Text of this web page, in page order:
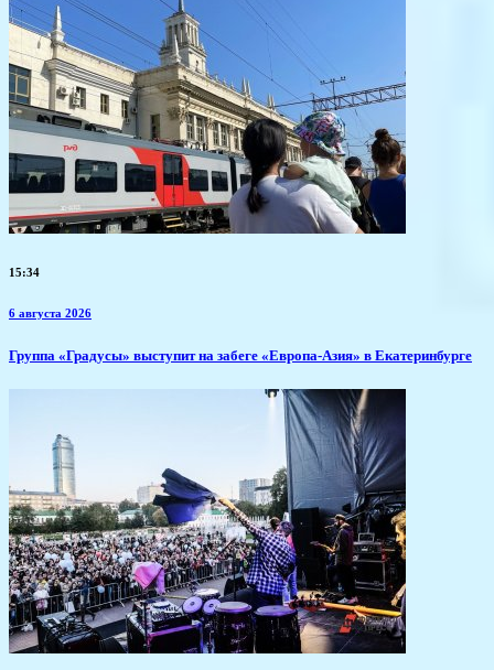
15:34
6 августа 2026
​Группа «Градусы» выступит на забеге «Европа-Азия» в Екатеринбурге